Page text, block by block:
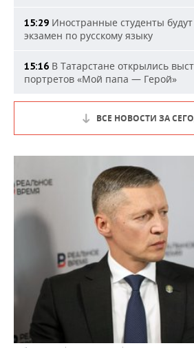
15:29 Иностранные студенты
экзамен по русскому языку
15:16 В Татарстане открылись
портретов «Мой папа — Герой»
ВСЕ НОВОСТИ ЗА